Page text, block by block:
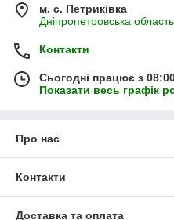
м. с. Петриківка
Дніпропетровська
Контакти
Сьогодні працює з
Показати весь графік
Про нас
Контакти
Доставка та оплата